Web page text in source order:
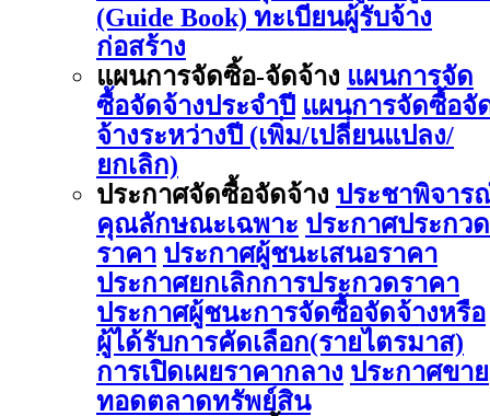
(Guide Book) ทะเบียนผู้รับจ้าง
ก่อสร้าง
แผนการจัดซิ้อ-จัดจ้าง แผนการจัด
ซื้อจัดจ้างประจำปี แผนการจัดซื้อจั
จ้างระหว่างปี (เพิ่ม/เปลี่ยนแปลง/
ยกเลิก)
ประกาศจัดซื้อจัดจ้าง ประชาพิจาร
คุณลักษณะเฉพาะ ประกาศประกวด
ราคา ประกาศผู้ชนะเสนอราคา
ประกาศยกเลิกการประกวดราคา
ประกาศผู้ชนะการจัดซื้อจัดจ้างหรือ
ผู้ได้รับการคัดเลือก(รายไตรมาส)
การเปิดเผยราคากลาง ประกาศขาย
ทอดตลาดทรัพย์สิน